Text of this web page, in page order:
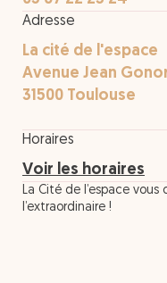
Adresse
La cité de l'espace
Avenue Jean
31500 Toulouse
Horaires
Voir les horaires
La Cité de l’espace
l’extraordinaire !